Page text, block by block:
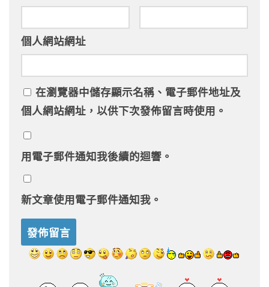
個人網站網址
在瀏覽器中儲存顯示名稱、電子郵件地址及
個人網站網址，以供下次發佈留言時使用。
用電子郵件通知我後續的迴響。
新文章使用電子郵件通知我。